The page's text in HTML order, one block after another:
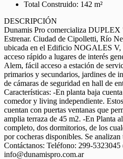
Total Construido: 142 m²
DESCRIPCIÓN
Dunamis Pro comercializa DUPLEX
Estrenar. Ciudad de Cipolletti, Río
ubicada en el Edificio NOGALES V,
acceso rápido a lugares de interés
Alem, fácil acceso a estación de
primarios y secundarios, jardines de
de cámaras de seguridad en hall de
Características: -En planta baja
comedor y living independiente.
cuentan con puertas ventanas que
amplia terraza de 45 m2. -En Planta
completo, dos dormitorios, de los
por cocheras disponibles. Se
Contáctanos: Teléfono: 299-
info@dunamispro.com.ar